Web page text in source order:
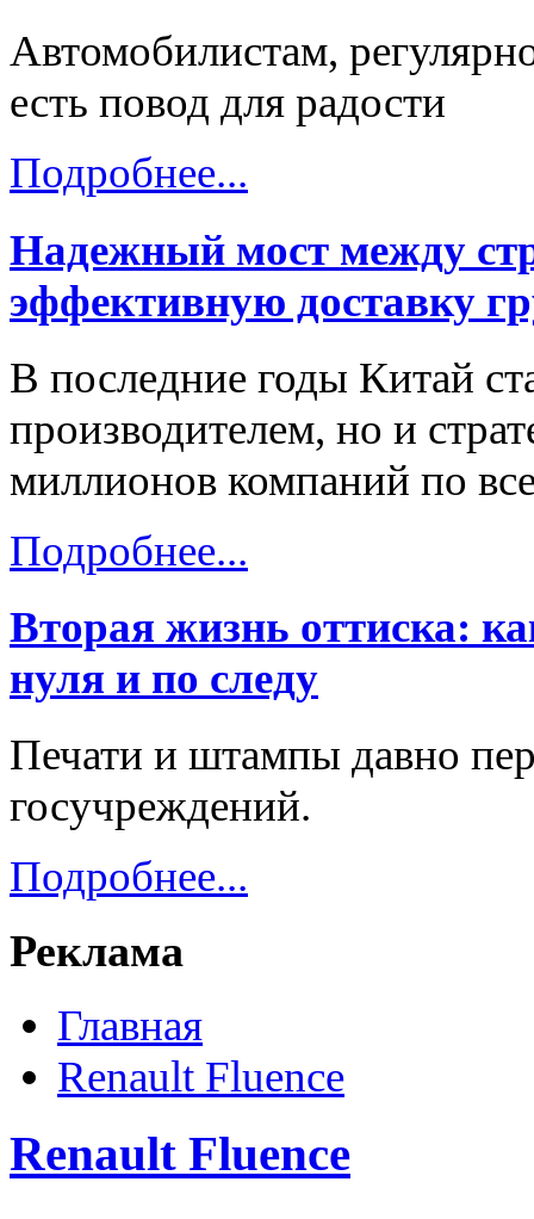
Автомобилистам,
есть повод для радости
Подробнее...
Надежный мост между
эффективную доставку
В последние годы Китай
производителем, но и
миллионов компаний по
Подробнее...
Вторая жизнь оттиска:
нуля и по следу
Печати и штампы давно
госучреждений.
Подробнее...
Реклама
Главная
Renault Fluence
Renault Fluence